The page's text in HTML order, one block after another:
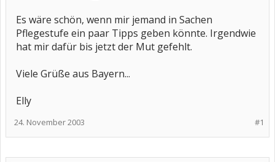
Es wäre schön, wenn mir jemand in Sachen
Pflegestufe ein paar Tipps geben könnte. Irgendwie
hat mir dafür bis jetzt der Mut gefehlt.
Viele Grüße aus Bayern...
Elly
#1
24. November 2003